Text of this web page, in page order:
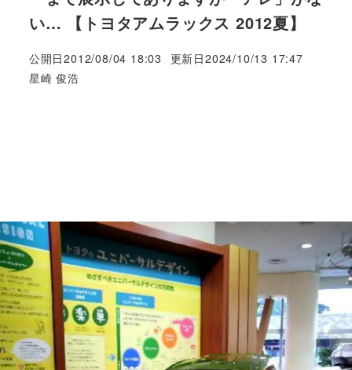
い… 【トヨタアムラックス 2012夏】
公開日2012/08/04 18:03 更新日2024/10/13 17:47
著
星崎 俊浩